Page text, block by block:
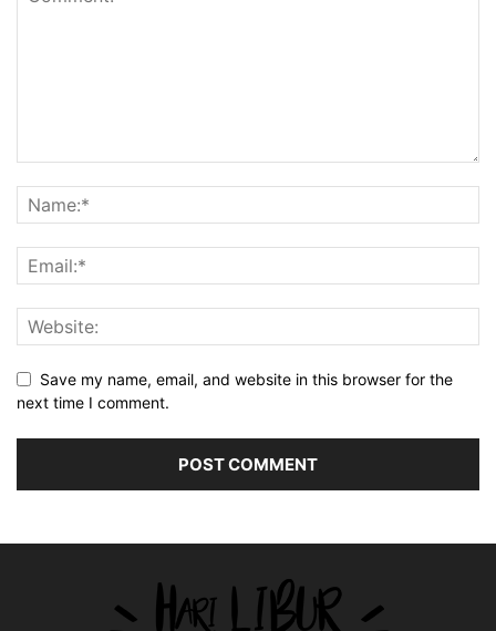
Save my name, email, and website in this browser for the
next time I comment.